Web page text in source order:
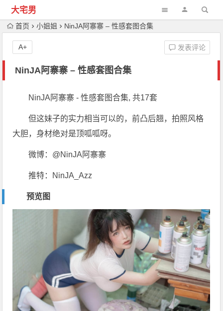
大宅男
首页 小姐姐 NinJA阿寨寨 – 性感套图合集
NinJA阿寨寨 – 性感套图合集
发表评论
A+
NinJA阿寨寨 - 性感套图合集, 共17套
但这妹子的实力相当可以的，前凸后翘，拍照风格
大胆，身材绝对是顶呱呱呀。
微博：@NinJA阿寨寨
推特：NinJA_Azz
预览图